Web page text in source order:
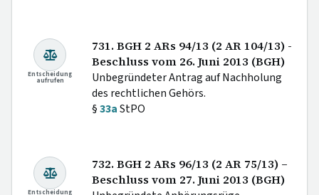
Entscheidung
aufrufen
731. BGH 2 ARs 94/13 (2 AR 104/13) -
Beschluss vom 26. Juni 2013 (BGH)
Unbegründeter Antrag auf Nachholung
des rechtlichen Gehörs.
§33aStPO
Entscheidung
732. BGH 2 ARs 96/13 (2 AR 75/13) –
Beschluss vom 27. Juni 2013 (BGH)